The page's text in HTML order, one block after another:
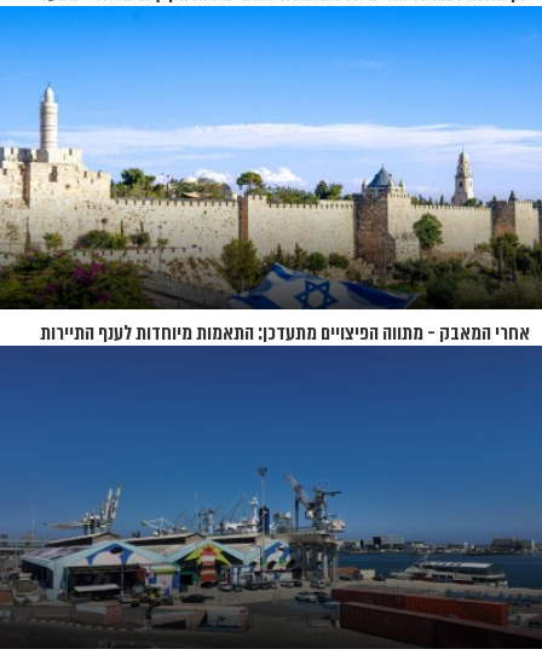
האיים של קיץ 2026
אחרי המאבק - מתווה הפיצויים מתעדכן: התאמות מיוחדות לענף התיירות